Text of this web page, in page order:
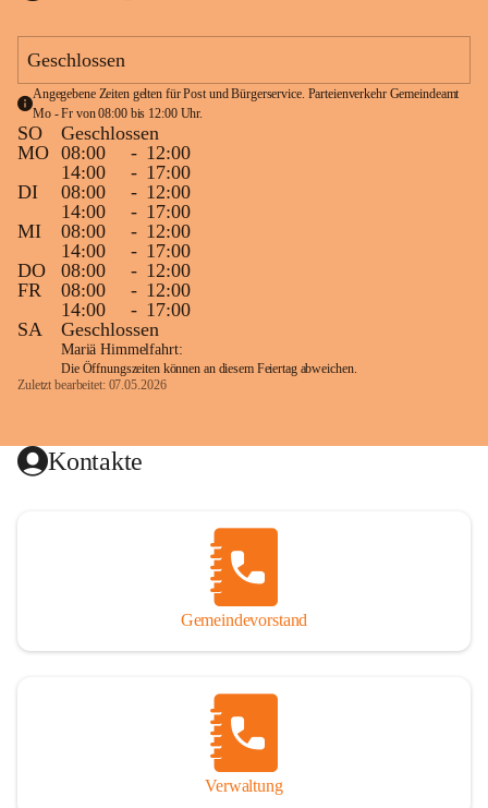
Geschlossen
Angegebene Zeiten gelten für Post und Bürgerservice. Parteienverkehr Gemeindeamt
Mo - Fr von 08:00 bis 12:00 Uhr.
SO
Geschlossen
MO 08:00 - 12:00
14:00
- 17:00
DI
08:00 - 12:00
14:00
- 17:00
MI
08:00 - 12:00
14:00
- 17:00
DO
08:00 - 12:00
FR
08:00 - 12:00
14:00
- 17:00
SA
Geschlossen
Mariä Himmelfahrt:
Die Öffnungszeiten können an diesem Feiertag abweichen.
Zuletzt bearbeitet: 07.05.2026
Kontakte
Gemeindevorstand
Verwaltung